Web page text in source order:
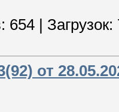
654 Загрузок:
от